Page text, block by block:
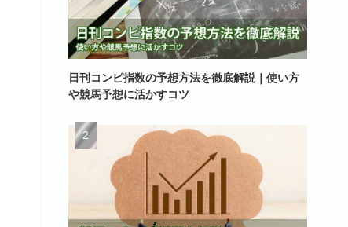
日刊コンピ指数の予想方法を徹底解説｜使い方
や競馬予想に活かすコツ